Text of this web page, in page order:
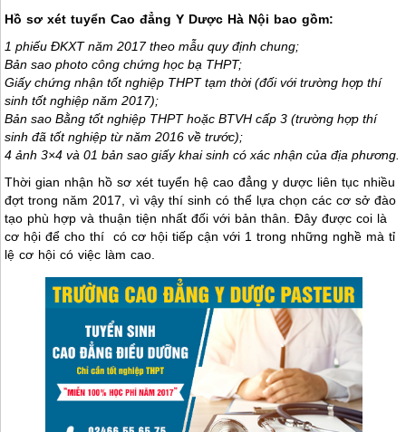
Hồ sơ xét tuyển Cao đẳng Y Dược Hà Nội bao gồm:
1 phiếu ĐKXT năm 2017 theo mẫu quy định chung;
Bản sao photo công chứng học bạ THPT;
Giấy chứng nhận tốt nghiệp THPT tạm thời (đối với trường hợp thí
sinh tốt nghiệp năm 2017);
Bản sao Bằng tốt nghiệp THPT hoặc BTVH cấp 3 (trường hợp thí
sinh đã tốt nghiệp từ năm 2016 về trước);
4 ảnh 3×4 và 01 bản sao giấy khai sinh có xác nhận của địa phương.
Thời gian nhận hồ sơ xét tuyển hệ cao đẳng y dược liên tục nhiều
đợt trong năm 2017, vì vậy thí sinh có thể lựa chọn các cơ sở đào
tạo phù hợp và thuận tiện nhất đối với bản thân. Đây được coi là
cơ hội để cho thí có cơ hội tiếp cận với 1 trong những nghề mà tỉ
lệ cơ hội có việc làm cao.